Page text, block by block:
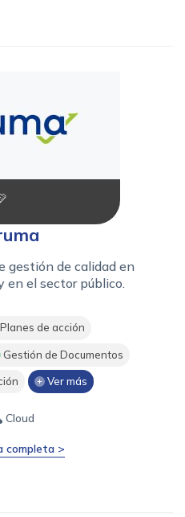
gestión de calidad en
en el sector público.
Planes de acción
Gestión de Documentos
Ver más
Cloud
completa >